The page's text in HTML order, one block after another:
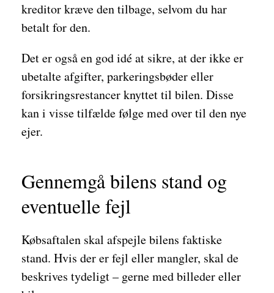
kreditor kræve den tilbage, selvom du har
betalt for den.
Det er også en god idé at sikre, at der ikke er
ubetalte afgifter, parkeringsbøder eller
forsikringsrestancer knyttet til bilen. Disse
kan i visse tilfælde følge med over til den nye
ejer.
Gennemgå bilens stand og
eventuelle fejl
Købsaftalen skal afspejle bilens faktiske
stand. Hvis der er fejl eller mangler, skal de
beskrives tydeligt – gerne med billeder eller